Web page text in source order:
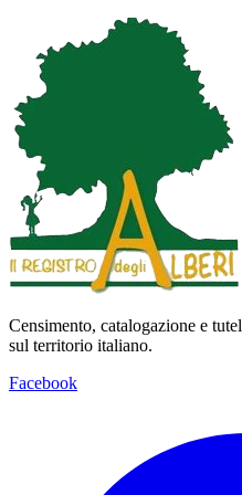
Censimento, catalogazione e
sul territorio italiano.
Facebook